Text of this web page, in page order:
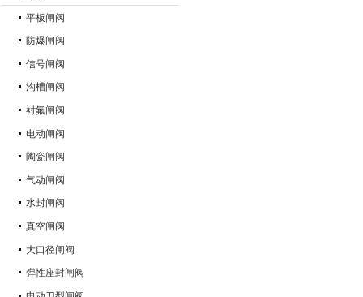
平板闸阀
防爆闸阀
信号闸阀
沟槽闸阀
衬氟闸阀
电动闸阀
陶瓷闸阀
气动闸阀
水封闸阀
真空闸阀
大口径闸阀
弹性座封闸阀